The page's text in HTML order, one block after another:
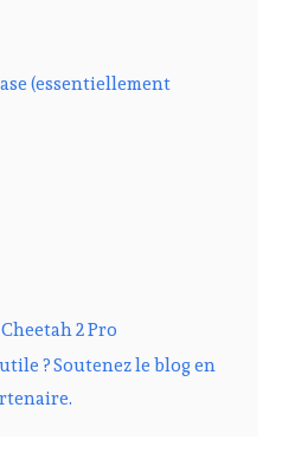
(essentiellement
2 Pro
? Soutenez le blog en